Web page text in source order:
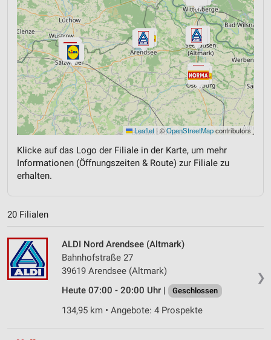
Leaflet |©OpenStreetMapcontributors
Klicke auf das Logo der Filiale in der Karte, um mehr
Informationen (Öffnungszeiten & Route) zur Filiale zu
erhalten.
20 Filialen
❯
ALDI Nord Arendsee (Altmark)
Bahnhofstraße 27
39619 Arendsee (Altmark)
Heute 07:00 - 20:00 Uhr |
Geschlossen
134,95 km • Angebote: 4 Prospekte